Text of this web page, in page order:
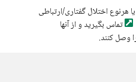
هرنوع اختلال گفتاری/ارتباطی
تماس بگیرید و از آنها
وصل کنند.